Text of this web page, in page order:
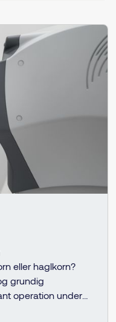
eller haglkorn?
grundig
operation under
—